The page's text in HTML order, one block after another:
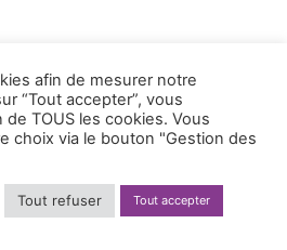
afin de mesurer notre
“Tout accepter”, vous
TOUS les cookies. Vous
choix via le bouton "Gestion des
Tout refuser Tout accepter